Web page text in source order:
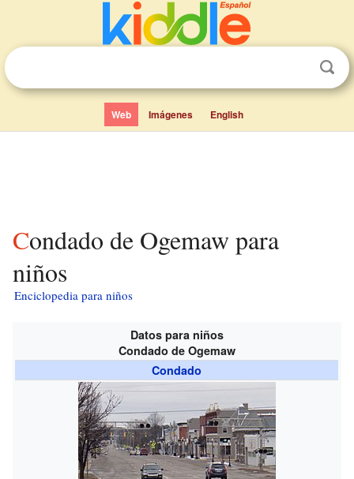
Web Imágenes English
Condado de Ogemaw para
niños
Enciclopedia para niños
Datos para niños
Condado de Ogemaw
Condado